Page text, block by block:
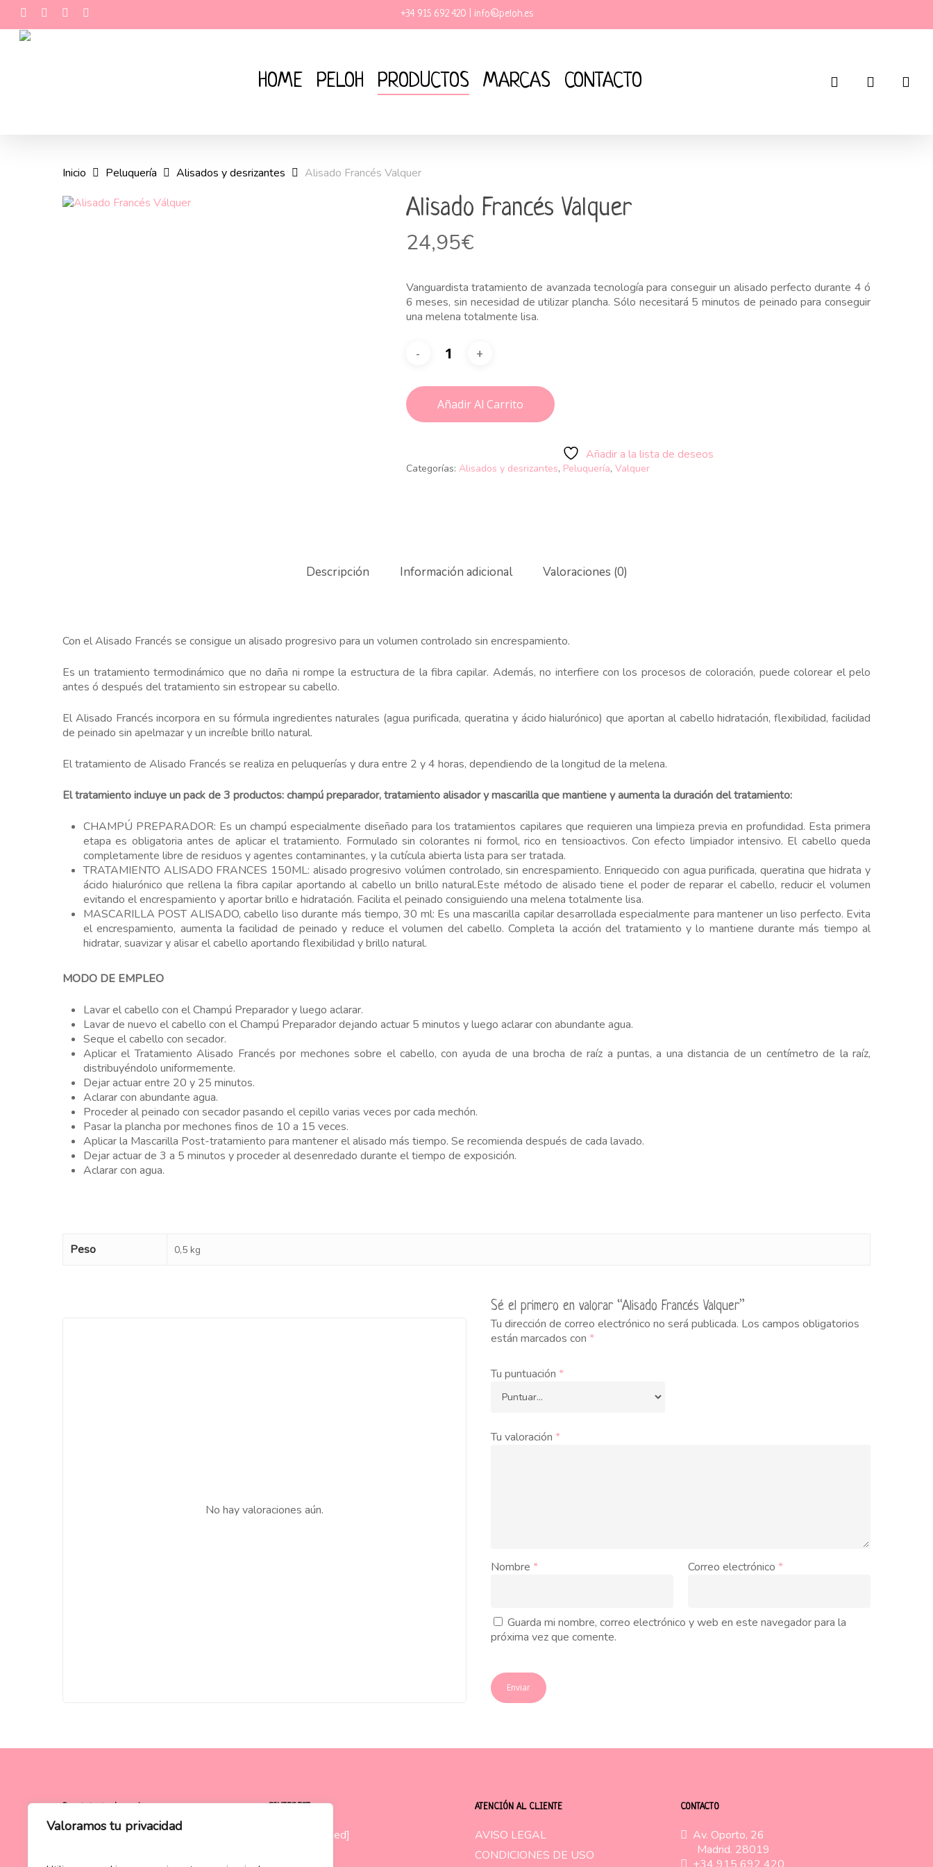
Valoramos tu privacidad
main
+34 915 692 420 | info@peloh.es
HOME PELOH PRODUCTOS MARCAS CONTACTO search account
Inicio Peluquería Alisados y desrizantes Alisado Francés Valquer
Alisado Francés Valquer
24,95€
Vanguardista tratamiento de avanzada tecnología para conseguir un alisado perfecto durante 4 ó
6 meses, sin necesidad de utilizar plancha. Sólo necesitará 5 minutos de peinado para conseguir
una melena totalmente lisa.
Añadir Al Carrito
Añadir a la lista de deseos
Categorías: Alisados y desrizantes, Peluquería, Valquer
Descripción Información adicional Valoraciones (0)
Con el Alisado Francés se consigue un alisado progresivo para un volumen controlado sin encrespamiento.
Es un tratamiento termodinámico que no daña ni rompe la estructura de la fibra capilar. Además, no interfiere con los procesos de coloración, puede colorear el pelo
antes ó después del tratamiento sin estropear su cabello.
El Alisado Francés incorpora en su fórmula ingredientes naturales (agua purificada, queratina y ácido hialurónico) que aportan al cabello hidratación, flexibilidad, facilidad
de peinado sin apelmazar y un increíble brillo natural.
El tratamiento de Alisado Francés se realiza en peluquerías y dura entre 2 y 4 horas, dependiendo de la longitud de la melena.
El tratamiento incluye un pack de 3 productos: champú preparador, tratamiento alisador y mascarilla que mantiene y aumenta la duración del tratamiento:
CHAMPÚ PREPARADOR: Es un champú especialmente diseñado para los tratamientos capilares que requieren una limpieza previa en profundidad. Esta primera
etapa es obligatoria antes de aplicar el tratamiento. Formulado sin colorantes ni formol, rico en tensioactivos. Con efecto limpiador intensivo. El cabello queda
completamente libre de residuos y agentes contaminantes, y la cutícula abierta lista para ser tratada.
TRATAMIENTO ALISADO FRANCES 150ML: alisado progresivo volúmen controlado, sin encrespamiento. Enriquecido con agua purificada, queratina que hidrata y
ácido hialurónico que rellena la fibra capilar aportando al cabello un brillo natural.Este método de alisado tiene el poder de reparar el cabello, reducir el volumen
evitando el encrespamiento y aportar brillo e hidratación. Facilita el peinado consiguiendo una melena totalmente lisa.
MASCARILLA POST ALISADO, cabello liso durante más tiempo, 30 ml: Es una mascarilla capilar desarrollada especialmente para mantener un liso perfecto. Evita
el encrespamiento, aumenta la facilidad de peinado y reduce el volumen del cabello. Completa la acción del tratamiento y lo mantiene durante más tiempo al
hidratar, suavizar y alisar el cabello aportando flexibilidad y brillo natural.
MODO DE EMPLEO
Lavar el cabello con el Champú Preparador y luego aclarar.
Lavar de nuevo el cabello con el Champú Preparador dejando actuar 5 minutos y luego aclarar con abundante agua.
Seque el cabello con secador.
Aplicar el Tratamiento Alisado Francés por mechones sobre el cabello, con ayuda de una brocha de raíz a puntas, a una distancia de un centímetro de la raíz,
distribuyéndolo uniformemente.
Dejar actuar entre 20 y 25 minutos.
Aclarar con abundante agua.
Proceder al peinado con secador pasando el cepillo varias veces por cada mechón.
Pasar la plancha por mechones finos de 10 a 15 veces.
Aplicar la Mascarilla Post-tratamiento para mantener el alisado más tiempo. Se recomienda después de cada lavado.
Dejar actuar de 3 a 5 minutos y proceder al desenredado durante el tiempo de exposición.
Aclarar con agua.
Peso 0,5 kg
No hay valoraciones aún.
Sé el primero en valorar “Alisado Francés Valquer”
Tu dirección de correo electrónico no será publicada. Los campos obligatorios
están marcados con *
Tu puntuación *
Tu valoración *
Nombre * Correo electrónico*
Guarda mi nombre, correo electrónico y web en este navegador para la
próxima vez que comente.
[instagram-feed]
ATENCIÓN AL CLIENTE
AVISO LEGAL
CONDICIONES DE USO
CONTACTO
Av. Oporto, 26
Madrid. 28019